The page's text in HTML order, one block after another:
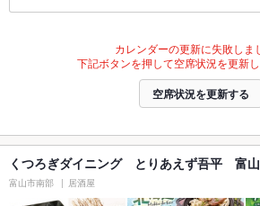
カレンダーの更新に失敗しま
下記ボタンを押して空席状況を更新し
空席状況を更新する
くつろぎダイニング とりあえず吾平 富
富山市南部 居酒屋